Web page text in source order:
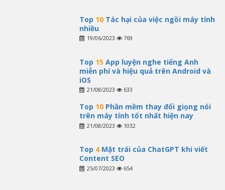
Top 10Tác hại của việc ngồi máy tính
nhiều
19/06/2023 769
Top 15 App luyện nghe tiếng Anh
miễn phí và hiệu quả trên Android và
iOS
21/08/2023 633
Top 10Phần mềm thay đổi giọng nói
trên máy tính tốt nhất hiện nay
21/08/2023 1032
Top 4Mặt trái của ChatGPT khi viết
Content SEO
25/07/2023 654